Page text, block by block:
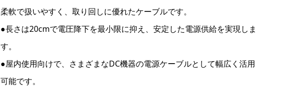
柔軟で扱いやすく、取り回しに優れたケーブルです。
●長さは20cmで電圧降下を最小限に抑え、安定した電源供給を実現しま
す。
●屋内使用向けで、さまざまなDC機器の電源ケーブルとして幅広く活用
可能です。